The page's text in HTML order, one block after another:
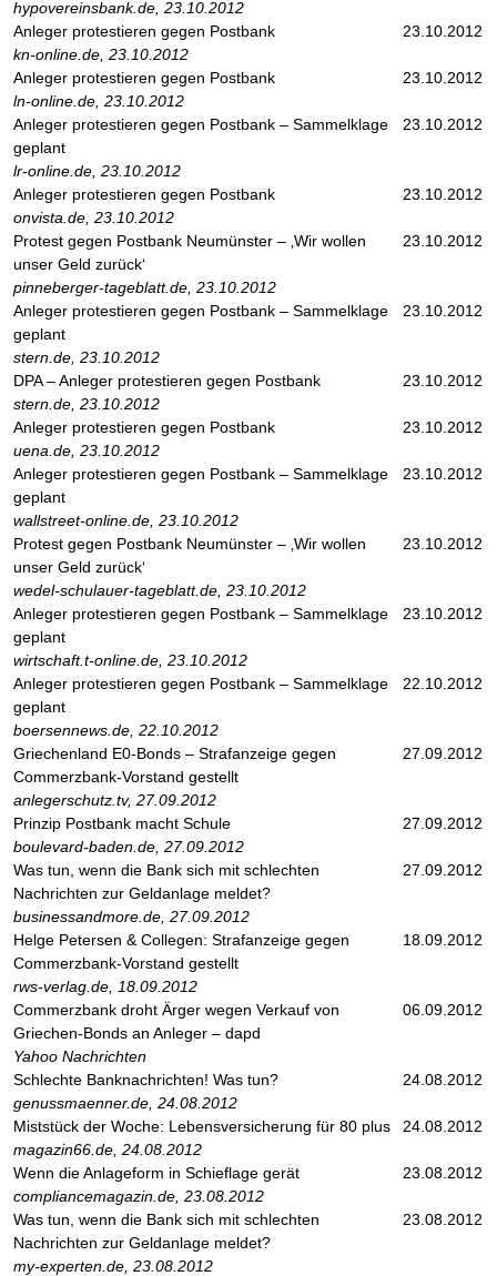
hypovereinsbank.de, 23.10.2012
Anleger protestieren gegen Postbank
kn-online.de, 23.10.2012
23.10.2012
Anleger protestieren gegen Postbank
ln-online.de, 23.10.2012
23.10.2012
Anleger protestieren gegen Postbank – Sammelklage
geplant
lr-online.de, 23.10.2012
23.10.2012
Anleger protestieren gegen Postbank
onvista.de, 23.10.2012
23.10.2012
Protest gegen Postbank Neumünster – ‚Wir wollen
unser Geld zurück‘
pinneberger-tageblatt.de, 23.10.2012
23.10.2012
Anleger protestieren gegen Postbank – Sammelklage
geplant
stern.de, 23.10.2012
23.10.2012
DPA – Anleger protestieren gegen Postbank
stern.de, 23.10.2012
23.10.2012
Anleger protestieren gegen Postbank
uena.de, 23.10.2012
23.10.2012
Anleger protestieren gegen Postbank – Sammelklage
geplant
wallstreet-online.de, 23.10.2012
23.10.2012
Protest gegen Postbank Neumünster – ‚Wir wollen
unser Geld zurück‘
wedel-schulauer-tageblatt.de, 23.10.2012
23.10.2012
Anleger protestieren gegen Postbank – Sammelklage
geplant
wirtschaft.t-online.de, 23.10.2012
23.10.2012
Anleger protestieren gegen Postbank – Sammelklage
geplant
boersennews.de, 22.10.2012
22.10.2012
Griechenland E0-Bonds – Strafanzeige gegen
Commerzbank-Vorstand gestellt
anlegerschutz.tv, 27.09.2012
27.09.2012
Prinzip Postbank macht Schule
boulevard-baden.de, 27.09.2012
27.09.2012
Was tun, wenn die Bank sich mit schlechten
Nachrichten zur Geldanlage meldet?
businessandmore.de, 27.09.2012
27.09.2012
Helge Petersen & Collegen: Strafanzeige gegen
Commerzbank-Vorstand gestellt
rws-verlag.de, 18.09.2012
18.09.2012
Commerzbank droht Ärger wegen Verkauf von
Griechen-Bonds an Anleger – dapd
Yahoo Nachrichten
06.09.2012
Schlechte Banknachrichten! Was tun?
genussmaenner.de, 24.08.2012
24.08.2012
Miststück der Woche: Lebensversicherung für 80 plus
magazin66.de, 24.08.2012
24.08.2012
Wenn die Anlageform in Schieflage gerät
compliancemagazin.de, 23.08.2012
23.08.2012
Was tun, wenn die Bank sich mit schlechten
Nachrichten zur Geldanlage meldet?
my-experten.de, 23.08.2012
23.08.2012